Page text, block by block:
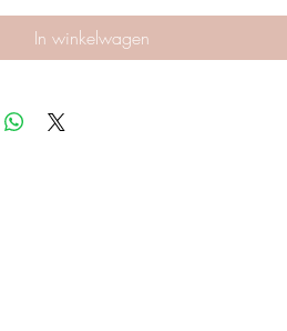
In winkelwagen